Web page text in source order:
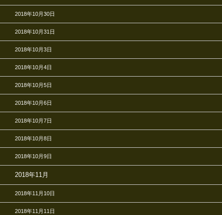
2018年10月30日
2018年10月31日
2018年10月3日
2018年10月4日
2018年10月5日
2018年10月6日
2018年10月7日
2018年10月8日
2018年10月9日
2018年11月
2018年11月10日
2018年11月11日